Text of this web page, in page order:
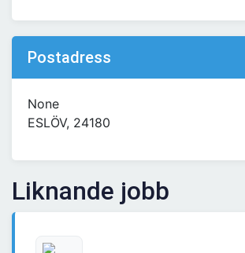
Postadress
None
ESLÖV, 24180
Liknande jobb